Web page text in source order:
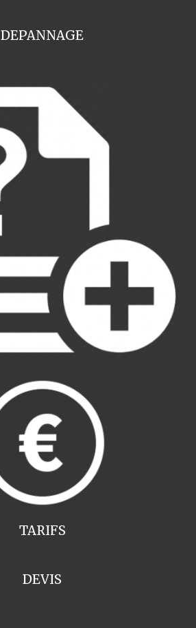
DEPANNAGE
TARIFS
DEVIS